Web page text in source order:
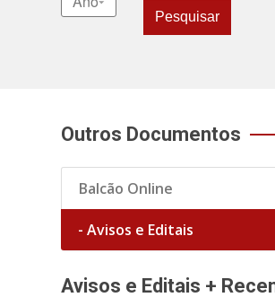
Pesquisar
Outros Documentos
Balcão Online
- Avisos e Editais
Avisos e Editais +